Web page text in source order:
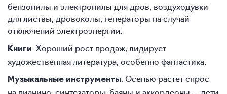
бензопилы и электропилы для дров, воздуходувки
для листвы, дровоколы, генераторы на случай
отключений электроэнергии.
Книги . Хороший рост продаж, лидирует
художественная литература, особенно фантастика.
Музыкальные инструменты . Осенью растет спрос